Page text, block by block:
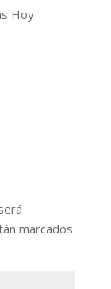
Hoy
marcados